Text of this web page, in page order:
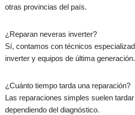
otras provincias del país.
¿Reparan neveras inverter?
Sí, contamos con técnicos
inverter y equipos de última generación.
¿Cuánto tiempo tarda una reparación?
Las reparaciones simples suelen
dependiendo del diagnóstico.